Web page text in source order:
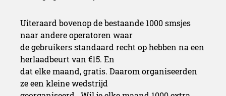
Uiteraard bovenop de bestaande 1000 smsjes
naar andere operatoren waar
de gebruikers standaard recht op hebben na een
herlaadbeurt van €15. En
dat elke maand, gratis. Daarom organiseerden
ze een kleine wedstrijd